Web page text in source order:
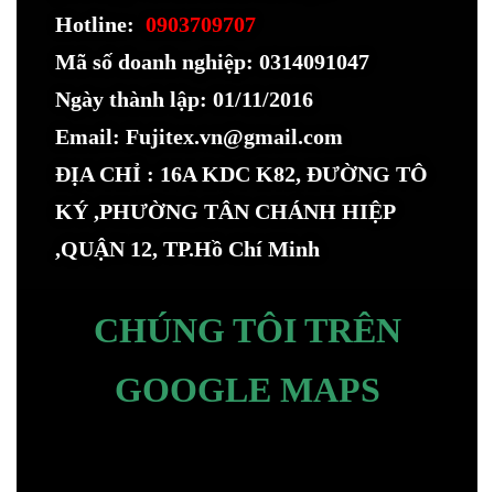
Hotline: 0903709707
Mã số doanh nghiệp: 0314091047
Ngày thành lập: 01/11/2016
Email: Fujitex.vn@gmail.com
ĐỊA CHỈ : 16A KDC K82, ĐƯỜNG TÔ
KÝ ,PHƯỜNG TÂN CHÁNH HIỆP
,QUẬN 12, TP.Hồ Chí Minh
CHÚNG TÔI TRÊN
GOOGLE MAPS